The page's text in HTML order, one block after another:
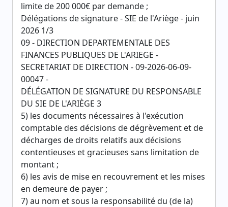
limite de 200 000€ par demande ;
Délégations de signature - SIE de l'Ariège - juin
2026 1/3
09 - DIRECTION DEPARTEMENTALE DES
FINANCES PUBLIQUES DE L'ARIEGE -
SECRETARIAT DE DIRECTION - 09-2026-06-09-
00047 -
DÉLÉGATION DE SIGNATURE DU RESPONSABLE
DU SIE DE L'ARIÈGE 3
5) les documents nécessaires à l'exécution
comptable des décisions de dégrèvement et de
décharges de droits relatifs aux décisions
contentieuses et gracieuses sans limitation de
montant ;
6) les avis de mise en recouvrement et les mises
en demeure de payer ;
7) au nom et sous la responsabilité du (de la)